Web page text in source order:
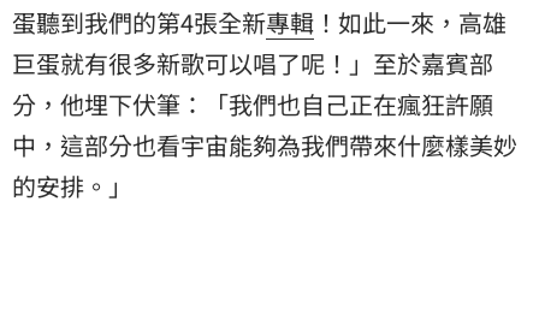
蛋聽到我們的第4張全新專輯 ！如此一來，高雄
巨蛋就有很多新歌可以唱了呢！」至於嘉賓部
分，他埋下伏筆：「我們也自己正在瘋狂許願
中，這部分也看宇宙能夠為我們帶來什麼樣美妙
的安排。」